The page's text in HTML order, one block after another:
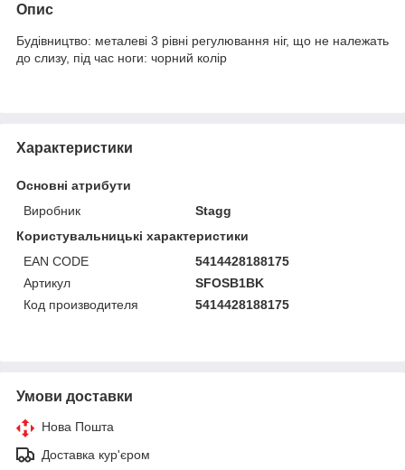
Опис
Будівництво: металеві 3 рівні регулювання ніг, що не належать
до слизу, під час ноги: чорний колір
Характеристики
Основні атрибути
Виробник
Stagg
Користувальницькі характеристики
EAN CODE
5414428188175
Артикул
SFOSB1BK
Код производителя
5414428188175
Умови доставки
Нова Пошта
Доставка кур'єром